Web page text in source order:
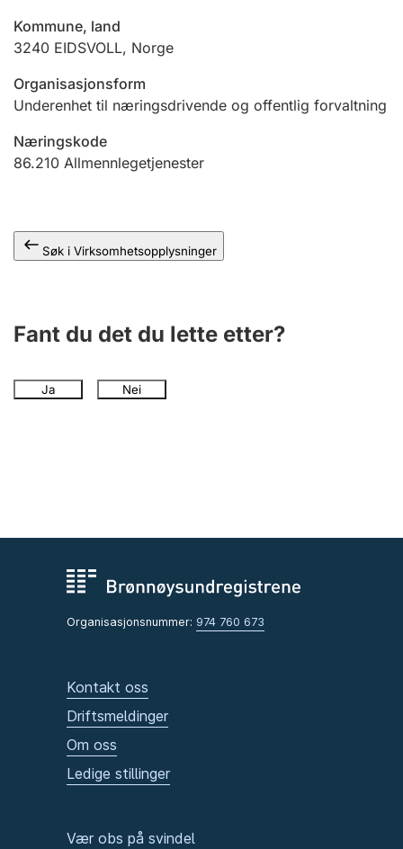
Andre tema
Kommune, land
3240 EIDSVOLL, Norge
Organisasjonsform
Underenhet til næringsdrivende og offentlig forvaltning
Næringskode
86.210 Allmennlegetjenester
Søk i Virksomhetsopplysninger
Fant du det du lette etter?
Ja Nei
Organisasjonsnummer: 974 760 673
Kontakt oss
Driftsmeldinger
Om oss
Ledige stillinger
Vær obs på svindel